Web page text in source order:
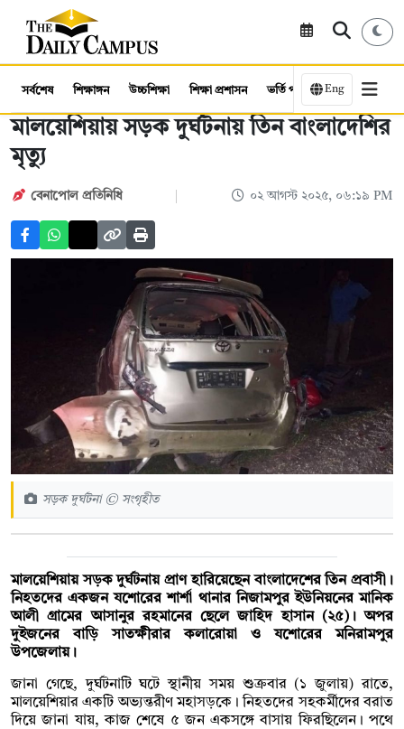
সর্বশেষ শিক্ষাঙ্গন উচ্চশিক্ষা শিক্ষা প্রশাসন ভর্তি পরীক্ষা কর্মসংস্থান
Eng
মালয়েশিয়ায় সড়ক দুর্ঘটনায় তিন বাংলাদেশির
মৃত্যু
বেনাপোল প্রতিনিধি ০২ আগস্ট ২০২৫, ০৬:১৯ PM
সড়ক দুর্ঘটনা © সংগৃহীত
মালয়েশিয়ায় সড়ক দুর্ঘটনায় প্রাণ হারিয়েছেন বাংলাদেশের তিন প্রবাসী।
নিহতদের একজন যশোরের শার্শা থানার নিজামপুর ইউনিয়নের মানিক
আলী গ্রামের আসানুর রহমানের ছেলে জাহিদ হাসান (২৫)। অপর
দুইজনের বাড়ি সাতক্ষীরার কলারোয়া ও যশোরের মনিরামপুর
উপজেলায়।
জানা গেছে, দুর্ঘটনাটি ঘটে স্থানীয় সময় শুক্রবার (১ জুলায়) রাতে,
মালয়েশিয়ার একটি অভ্যন্তরীণ মহাসড়কে। নিহতদের সহকর্মীদের বরাত
দিয়ে জানা যায়, কাজ শেষে ৫ জন একসঙ্গে বাসায় ফিরছিলেন। পথে